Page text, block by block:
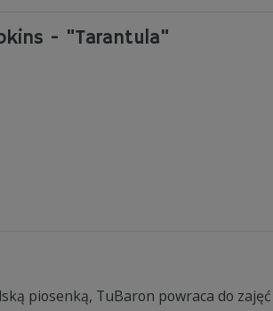
- "Tarantula"
piosenką, TuBaron powraca do